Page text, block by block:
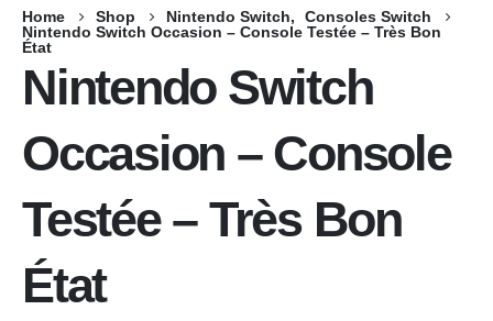
Home Shop Nintendo Switch,
Consoles Switch
Nintendo Switch Occasion – Console Testée – Très Bon
État
Nintendo Switch
Occasion – Console
Testée – Très Bon
État